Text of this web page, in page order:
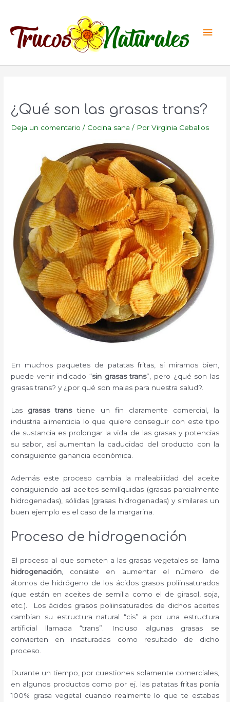
contenido
¿Qué son las grasas trans?
Deja un comentario / Cocina sana / PorVirginia Ceballos
En muchos paquetes de patatas fritas, si miramos bien,
puede venir indicado “sin grasas trans”, pero ¿qué son las
grasas trans? y ¿por qué son malas para nuestra salud?.
Las grasas transtiene un fin claramente comercial, la
industria alimenticia lo que quiere conseguir con este tipo
de sustancia es prolongar la vida de las grasas y potencias
su sabor, así aumentan la caducidad del producto con la
consiguiente ganancia económica.
Además este proceso cambia la maleabilidad del aceite
consiguiendo así aceites semilíquidas (grasas parcialmente
hidrogenadas), sólidas (grasas hidrogenadas) y similares un
buen ejemplo es el caso de la margarina.
Proceso de hidrogenación
El proceso al que someten a las grasas vegetales se llama
hidrogenación , consiste en aumentar el número de
átomos de hidrógeno de los ácidos grasos poliinsaturados
(que están en aceites de semilla como el de girasol, soja,
etc.). Los ácidos grasos poliinsaturados de dichos aceites
cambian su estructura natural “cis” a por una estructura
artificial llamada “trans”. Incluso algunas grasas se
convierten en insaturadas como resultado de dicho
proceso.
Durante un tiempo, por cuestiones solamente comerciales,
en algunos productos como por ej. las patatas fritas ponía
100% grasa vegetal cuando realmente lo que te estabas